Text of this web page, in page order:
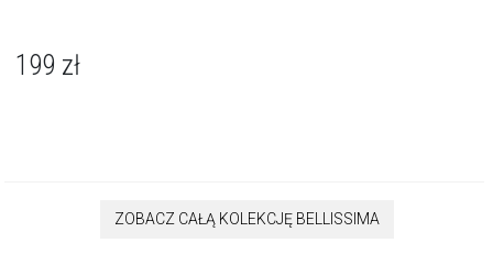
199 zł
ZOBACZ CAŁĄ KOLEKCJĘ BELLISSIMA